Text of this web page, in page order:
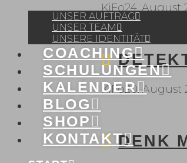
UNSER AUFTRAG
UNSER TEAM
UNSERE IDENTITÄT
COACHING
SCHULUNGEN
KALENDER
BLOG
SHOP
KONTAKT
KiFo24. August
KiFo20. August
DENK